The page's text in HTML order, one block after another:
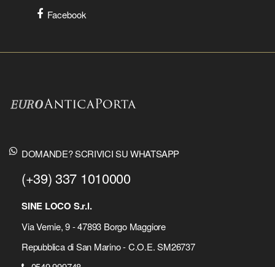
Facebook
DOMANDE? SCRIVICI SU WHATSAPP
(+39) 337 1010000
SINE LOCO S.r.l.
Via Vernie, 9 - 47893 Borgo Maggiore
Repubblica di San Marino - C.O.E. SM26737